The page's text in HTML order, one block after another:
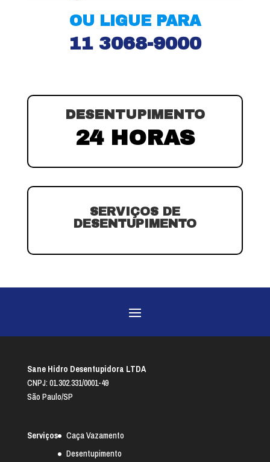
OU LIGUE PARA
11 3068-9000
DESENTUPIMENTO
24 HORAS
SERVIÇOS DE
DESENTUPIMENTO
Sane Hidro Desentupidora LTDA
CNPJ: 01.302.331/0001-49
São Paulo/SP
Serviços
Caça Vazamento
Desentupimento